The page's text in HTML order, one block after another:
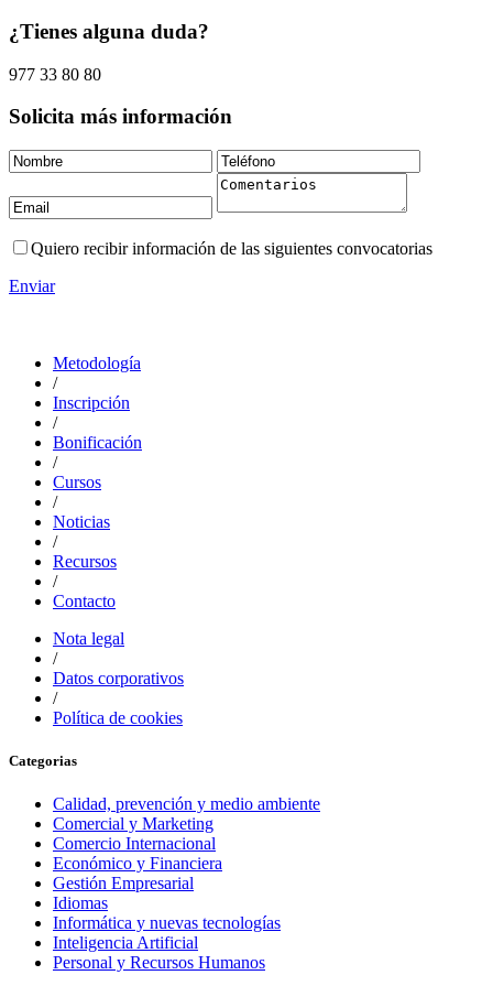
¿Tienes alguna duda?
977 33 80 80
Solicita más información
Quiero recibir información de las siguientes convocatorias
Enviar
Metodología
/
Inscripción
/
Bonificación
/
Cursos
/
Noticias
/
Recursos
/
Contacto
Nota legal
/
Datos corporativos
/
Política de cookies
Categorias
Calidad, prevención y medio ambiente
Comercial y Marketing
Comercio Internacional
Económico y Financiera
Gestión Empresarial
Idiomas
Informática y nuevas tecnologías
Inteligencia Artificial
Personal y Recursos Humanos